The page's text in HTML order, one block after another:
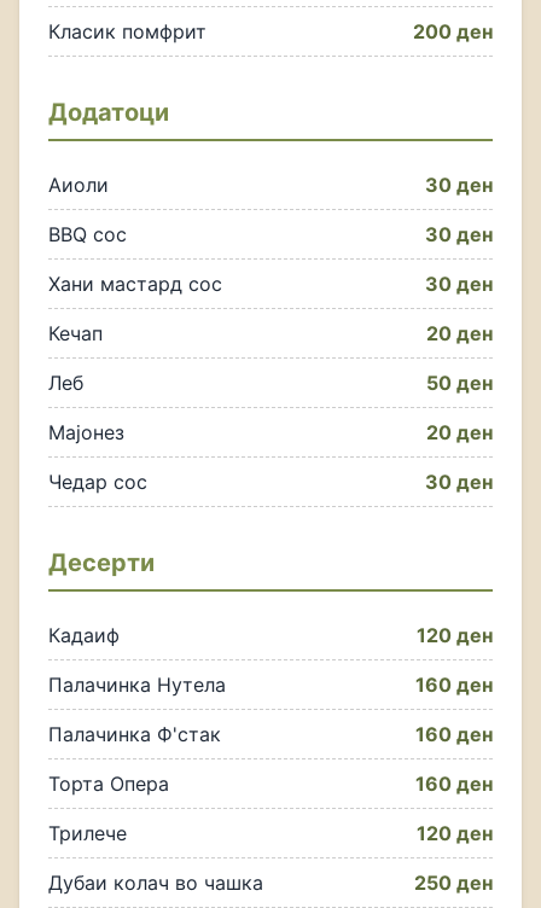
Класик помфрит 200 ден
Додатоци
Аиоли 30 ден
BBQ сос 30 ден
Хани мастард сос 30 ден
Кечап 20 ден
Леб 50 ден
Мајонез 20 ден
Чедар сос 30 ден
Десерти
Кадаиф 120 ден
Палачинка Нутела 160 ден
Палачинка Ф'стак 160 ден
Торта Опера 160 ден
Трилече 120 ден
Дубаи колач во чашка 250 ден